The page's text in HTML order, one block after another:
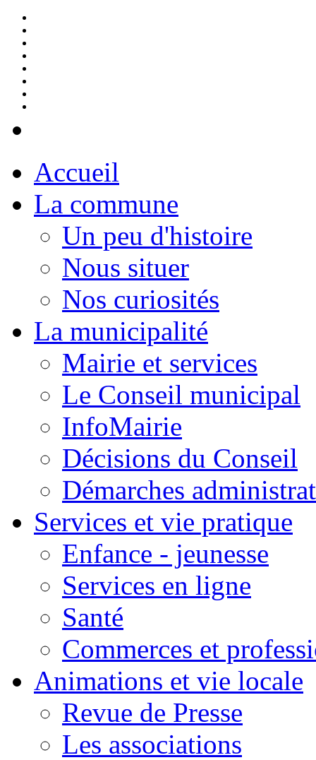
Accueil
La commune
Un peu d'histoire
Nous situer
Nos curiosités
La municipalité
Mairie et services
Le Conseil municipal
InfoMairie
Décisions du Conseil
Démarches
Services et vie pratique
Enfance - jeunesse
Services en ligne
Santé
Commerces et
Animations et vie locale
Revue de Presse
Les associations